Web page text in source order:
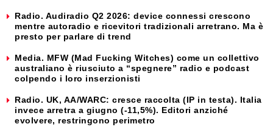
Radio. Audiradio Q2 2026: device connessi crescono
mentre autoradio e ricevitori tradizionali arretrano. Ma è
presto per parlare di trend
Media. MFW (Mad Fucking Witches) come un collettivo
australiano è riusciuto a “spegnere” radio e podcast
colpendo i loro inserzionisti
Radio. UK, AA/WARC: cresce raccolta (IP in testa). Italia
invece arretra a giugno (-11,5%). Editori anziché
evolvere, restringono perimetro